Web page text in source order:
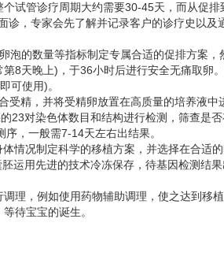
试管诊疗周期大约需要30-45天，而从促
，专家会先了解并记录客户的诊疗史以
的数量等指标制定专属合适的促排方案
8天晚上)，于36小时后进行安全无痛取卵
可使用)。
精，并将受精卵放置在高质量的培养液中
对染色体数目和结构进行检测，筛查是
，一般需7-14天左右出结果。
况制定科学的移植方案，并选择在合适
运用先进的技术冷冻保存，待基因检测结
理，例如使用药物辅助调理，使之达到移
待宝宝的诞生。